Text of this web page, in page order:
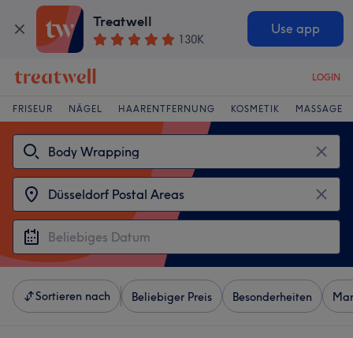
Treatwell
130K
Use app
LOGIN
FRISEUR NÄGEL HAARENTFERNUNG KOSMETIK MASSAGE
Sortieren nach Beliebiger Preis Besonderheiten